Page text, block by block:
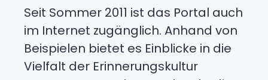
Seit Sommer 2011 ist das Portal auch
im Internet zugänglich. Anhand von
Beispielen bietet es Einblicke in die
Vielfalt der Erinnerungskultur